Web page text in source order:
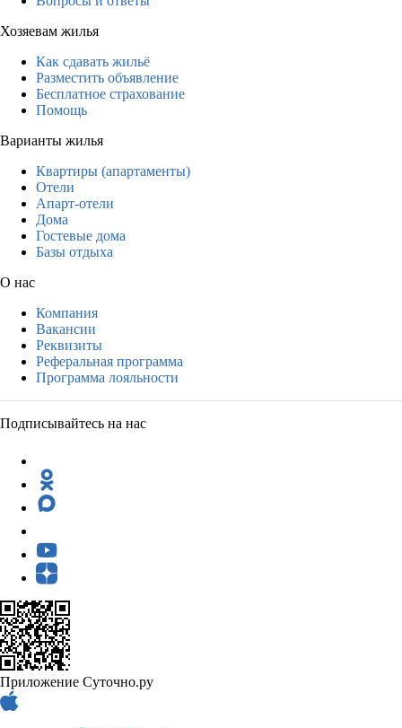
Хозяевам жилья
Как сдавать жильё
Разместить объявление
Бесплатное страхование
Помощь
Варианты жилья
Квартиры (апартаменты)
Отели
Апарт-отели
Дома
Гостевые дома
Базы отдыха
О нас
Компания
Вакансии
Реквизиты
Реферальная программа
Программа лояльности
Подписывайтесь на нас
Приложение Суточно.ру